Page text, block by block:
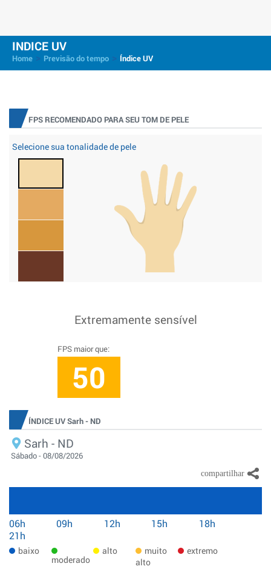
INDICE UV
Home Previsão do tempo Índice UV
FPS RECOMENDADO PARA SEU TOM DE PELE
Selecione sua tonalidade de pele
Extremamente sensível
FPS maior que:
50
ÍNDICE UV Sarh - ND
Sarh - ND
Sábado - 08/08/2026
06h 09h 12h 15h
18h
21h
baixo
moderado
alto
muito
alto
extremo